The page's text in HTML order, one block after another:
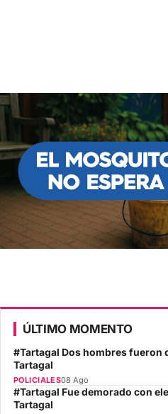
ÚLTIMO MOMENTO
#Tartagal Dos hombres fueron
Tartagal
POLICIALES08 Ago
#Tartagal Fue demorado con
Tartagal